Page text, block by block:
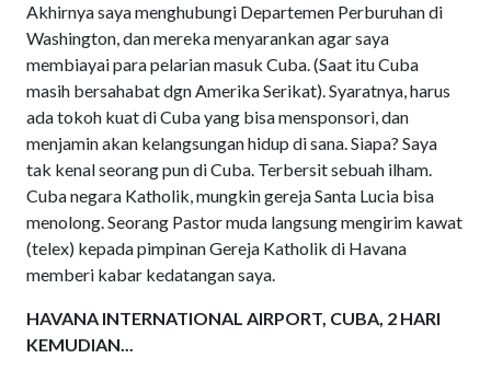
Akhirnya saya menghubungi Departemen Perburuhan di
Washington, dan mereka menyarankan agar saya
membiayai para pelarian masuk Cuba. (Saat itu Cuba
masih bersahabat dgn Amerika Serikat). Syaratnya, harus
ada tokoh kuat di Cuba yang bisa mensponsori, dan
menjamin akan kelangsungan hidup di sana. Siapa? Saya
tak kenal seorang pun di Cuba. Terbersit sebuah ilham.
Cuba negara Katholik, mungkin gereja Santa Lucia bisa
menolong. Seorang Pastor muda langsung mengirim kawat
(telex) kepada pimpinan Gereja Katholik di Havana
memberi kabar kedatangan saya.
HAVANA INTERNATIONAL AIRPORT, CUBA, 2 HARI
KEMUDIAN...